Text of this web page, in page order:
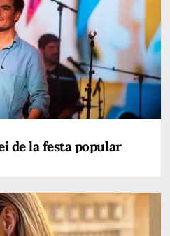
de la festa popular